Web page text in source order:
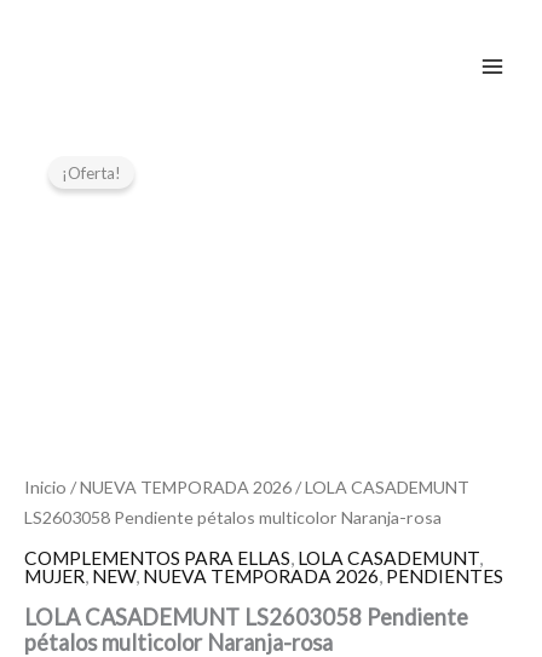
¡Oferta!
Inicio /NUEVA TEMPORADA 2026/ LOLA CASADEMUNT
LS2603058 Pendiente pétalos multicolor Naranja-rosa
COMPLEMENTOS PARA ELLAS, LOLA CASADEMUNT,
MUJER, NEW, NUEVA TEMPORADA 2026, PENDIENTES
LOLA CASADEMUNT LS2603058 Pendiente
pétalos multicolor Naranja-rosa